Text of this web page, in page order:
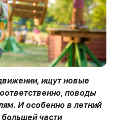
ищут новые
поводы
И особенно в летний
части